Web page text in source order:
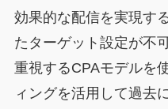
効果的な配信を実現す
たターゲット設定が不
重視するCPAモデルを
ィングを活用して過去